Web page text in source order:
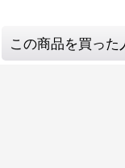
この商品を買っ